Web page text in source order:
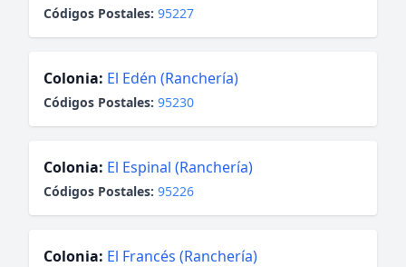
Códigos Postales: 95227
Colonia: El Edén (Ranchería)
Códigos Postales: 95230
Colonia: El Espinal (Ranchería)
Códigos Postales: 95226
Colonia: El Francés (Ranchería)